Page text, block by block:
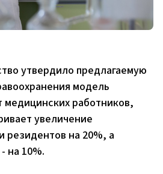
утвердило предлагаемую
модель
медицинских работников,
увеличение
резидентов на 20%, а
на 10%.